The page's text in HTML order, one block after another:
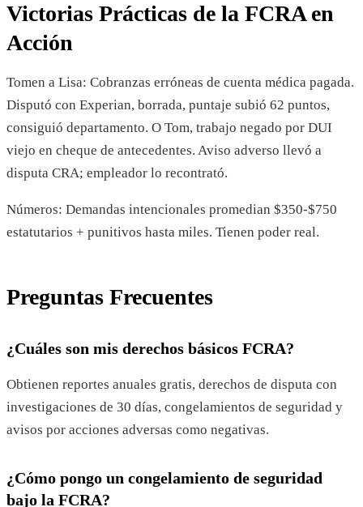
Victorias Prácticas de la FCRA en
Acción
Tomen a Lisa: Cobranzas erróneas de cuenta médica pagada.
Disputó con Experian, borrada, puntaje subió 62 puntos,
consiguió departamento. O Tom, trabajo negado por DUI
viejo en cheque de antecedentes. Aviso adverso llevó a
disputa CRA; empleador lo recontrató.
Números: Demandas intencionales promedian $350-$750
estatutarios + punitivos hasta miles. Tienen poder real.
Preguntas Frecuentes
¿Cuáles son mis derechos básicos FCRA?
Obtienen reportes anuales gratis, derechos de disputa con
investigaciones de 30 días, congelamientos de seguridad y
avisos por acciones adversas como negativas.
¿Cómo pongo un congelamiento de seguridad
bajo la FCRA?